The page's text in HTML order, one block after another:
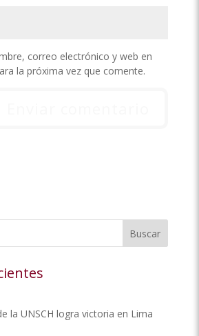
correo electrónico y web en
la próxima vez que comente.
Buscar
la UNSCH logra victoria en Lima